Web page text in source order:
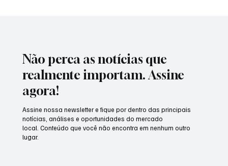
Não perca as notícias que
realmente importam. Assine
agora!
Assine nossa newsletter e fique por dentro das principais
notícias, análises e oportunidades do mercado
local. Conteúdo que você não encontra em nenhum outro
lugar.